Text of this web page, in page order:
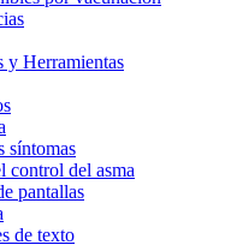
y Herramientas
síntomas
control del asma
pantallas
de texto